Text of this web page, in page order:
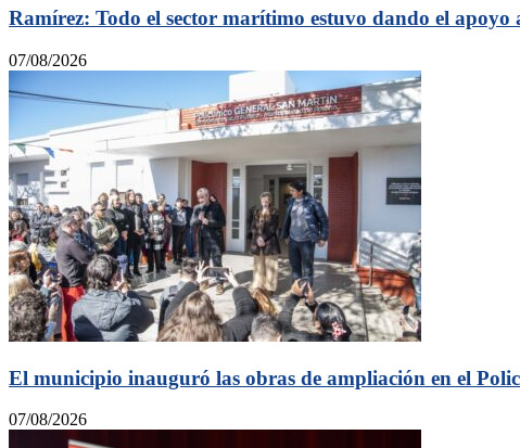
Ramírez: Todo el sector marítimo estuvo dando el
07/08/2026
El municipio inauguró las obras de ampliación en el
07/08/2026